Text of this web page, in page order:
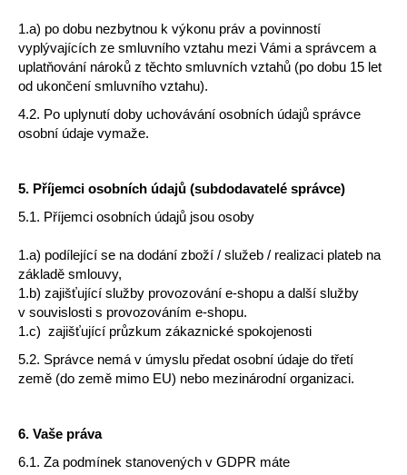
1.a) po dobu nezbytnou k výkonu práv a povinností
vyplývajících ze smluvního vztahu mezi Vámi a správcem a
uplatňování nároků z těchto smluvních vztahů (po dobu 15 let
od ukončení smluvního vztahu).
4.2. Po uplynutí doby uchovávání osobních údajů správce
osobní údaje vymaže.
5. Příjemci osobních údajů (subdodavatelé správce)
5.1. Příjemci osobních údajů jsou osoby
1.a) podílející se na dodání zboží / služeb / realizaci plateb na
základě smlouvy,
1.b) zajišťující služby provozování e-shopu a další služby
v souvislosti s provozováním e-shopu.
1.c) zajišťující průzkum zákaznické spokojenosti
5.2. Správce nemá v úmyslu předat osobní údaje do třetí
země (do země mimo EU) nebo mezinárodní organizaci.
6. Vaše práva
6.1. Za podmínek stanovených v GDPR máte